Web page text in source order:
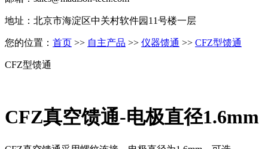
地址：北京市海淀区中关村软件园11号楼一层
您的位置： 首页 >> 自主产品 >> 仪器馈通 >> CFZ型馈通
CFZ型馈通
CFZ真空馈通-电极直径1.6mm